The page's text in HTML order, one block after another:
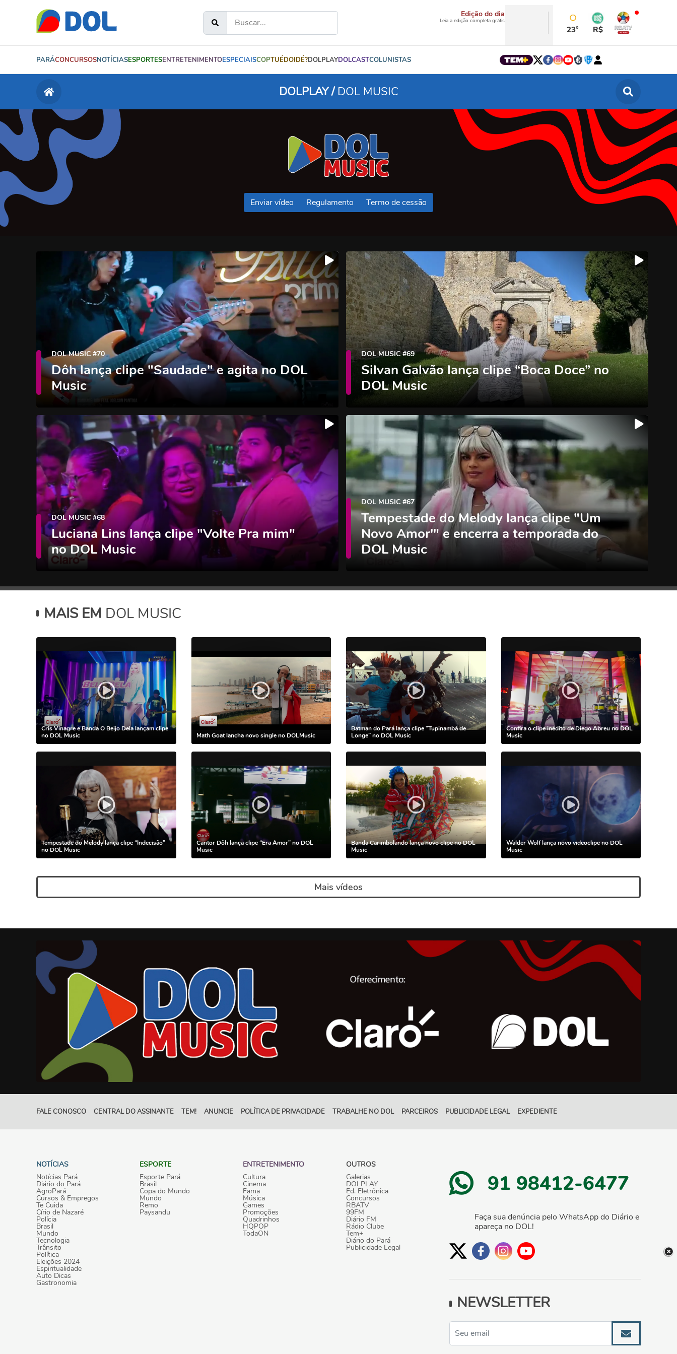
Edição do dia
Leia a edição completa grátis
23° R$
PARÁCONCURSOSNOTÍCIASESPORTESENTRETENIMENTOESPECIAISCOPTUÉDOIDÉ?DOLPLAYDOLCASTCOLUNISTAS
DOLPLAY / DOL MUSIC
Enviar vídeo Regulamento Termo de cessão
DOL MUSIC #70
Dôh lança clipe "Saudade" e agita no DOL
Music
DOL MUSIC #69
Silvan Galvão lança clipe “Boca Doce” no
DOL Music
DOL MUSIC #68
Luciana Lins lança clipe "Volte Pra mim"
no DOL Music
DOL MUSIC #67
Tempestade do Melody lança clipe "Um
Novo Amor'" e encerra a temporada do
DOL Music
MAIS EM DOL MUSIC
Cris Vinagre e Banda O Beijo Dela lançam clipe
no DOL Music
Math Goat lancha novo single no DOLMusic
Batman do Pará lança clipe “Tupinambá de
Longe” no DOL Music
Confira o clipe inédito de Diego Abreu no DOL
Music
Tempestade do Melody lança clipe “Indecisão”
no DOL Music
Cantor Dôh lança clipe “Era Amor” no DOL
Music
Banda Carimbolando lança novo clipe no DOL
Music
Walder Wolf lança novo videoclipe no DOL
Music
Mais vídeos
FALE CONOSCO CENTRAL DO ASSINANTE TEM! ANUNCIE POLÍTICA DE PRIVACIDADE TRABALHE NO DOL PARCEIROS PUBLICIDADE LEGAL EXPEDIENTE
NOTÍCIAS
Notícias Pará
Diário do Pará
AgroPará
Cursos & Empregos
Te Cuida
Círio de Nazaré
Polícia
Brasil
Mundo
Tecnologia
Trânsito
Política
Eleições 2024
Espiritualidade
Auto Dicas
Gastronomia
ESPORTE
Esporte Pará
Brasil
Copa do Mundo
Mundo
Remo
Paysandu
ENTRETENIMENTO
Cultura
Cinema
Fama
Música
Games
Promoções
Quadrinhos
HQPOP
TodaON
OUTROS
Galerias
DOLPLAY
Ed. Eletrônica
Concursos
RBATV
99FM
Diário FM
Rádio Clube
Tem+
Diário do Pará
Publicidade Legal
91 98412-6477
Faça sua denúncia pelo WhatsApp do Diário e
apareça no DOL!
NEWSLETTER